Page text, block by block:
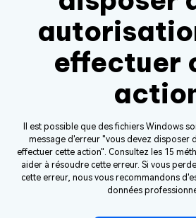
effectuer
Il est possible que des fichiers Windows
message d'erreur "vous devez disposer
effectuer cette action". Consultez les 15
aider à résoudre cette erreur. Si vous
cette erreur, nous vous recommandons
données